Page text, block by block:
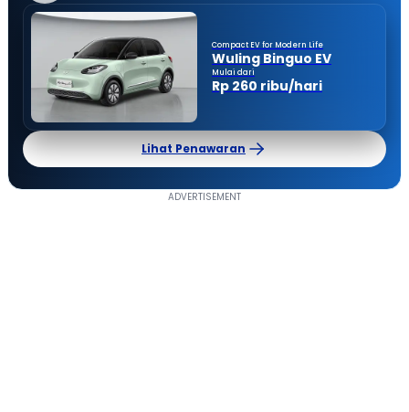
Compact EV for Modern Life
Wuling Binguo EV
Mulai dari
Rp 260 ribu/hari
Lihat Penawaran